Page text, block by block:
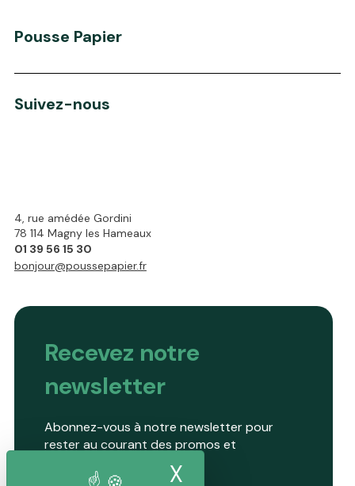
X
4, rue amédée Gordini
78 114 Magny les Hameaux
01 39 56 15 30
bonjour@poussepapier.fr
Recevez notre
newsletter
Abonnez-vous à notre newsletter pour
rester au courant des promos et
Pousse Papier
Suivez-nous